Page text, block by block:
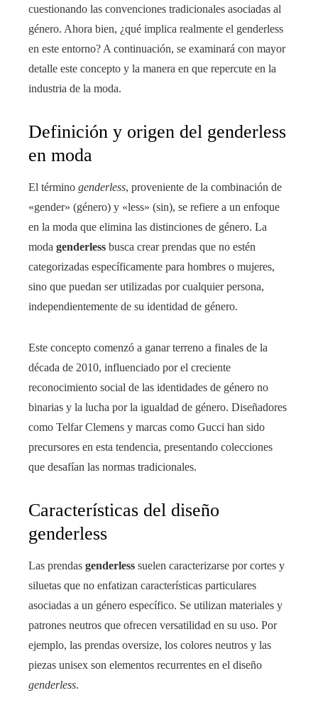
cuestionando las convenciones tradicionales asociadas al
género. Ahora bien, ¿qué implica realmente el genderless
en este entorno? A continuación, se examinará con mayor
detalle este concepto y la manera en que repercute en la
industria de la moda.
Definición y origen del genderless
en moda
El término genderless, proveniente de la combinación de
«gender» (género) y «less» (sin), se refiere a un enfoque
en la moda que elimina las distinciones de género. La
moda genderless busca crear prendas que no estén
categorizadas específicamente para hombres o mujeres,
sino que puedan ser utilizadas por cualquier persona,
independientemente de su identidad de género.
Este concepto comenzó a ganar terreno a finales de la
década de 2010, influenciado por el creciente
reconocimiento social de las identidades de género no
binarias y la lucha por la igualdad de género. Diseñadores
como Telfar Clemens y marcas como Gucci han sido
precursores en esta tendencia, presentando colecciones
que desafían las normas tradicionales.
Características del diseño
genderless
Las prendas genderless suelen caracterizarse por cortes y
siluetas que no enfatizan características particulares
asociadas a un género específico. Se utilizan materiales y
patrones neutros que ofrecen versatilidad en su uso. Por
ejemplo, las prendas oversize, los colores neutros y las
piezas unisex son elementos recurrentes en el diseño
genderless.